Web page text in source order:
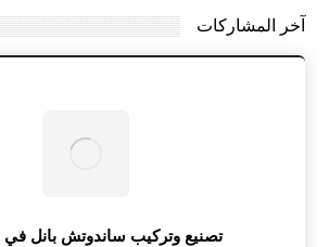
آخر المشاركات
تصنيع وتركيب ساندوتش بانل في